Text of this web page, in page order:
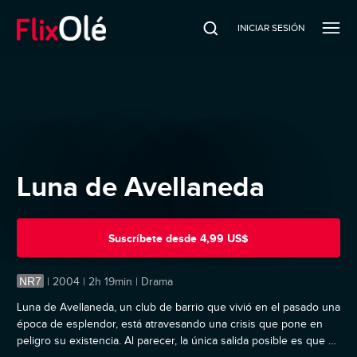
INICIAR SESIÓN
Luna de Avellaneda
Suscríbete desde 4,99 US$
NR7 | 2004 | 2h 19min | Drama
Luna de Avellaneda, un club de barrio que vivió en el pasado una
época de esplendor, está atravesando una crisis que pone en
peligro su existencia. Al parecer, la única salida posible es que se